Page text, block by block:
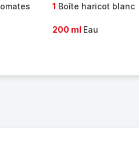
1 Boîte haricot blanc
200 ml Eau